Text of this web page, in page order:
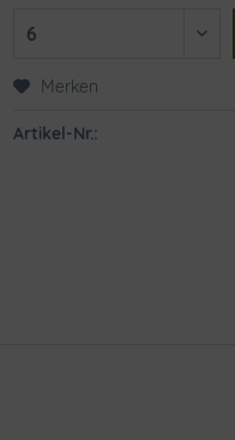
Merken
Artikel-Nr.: